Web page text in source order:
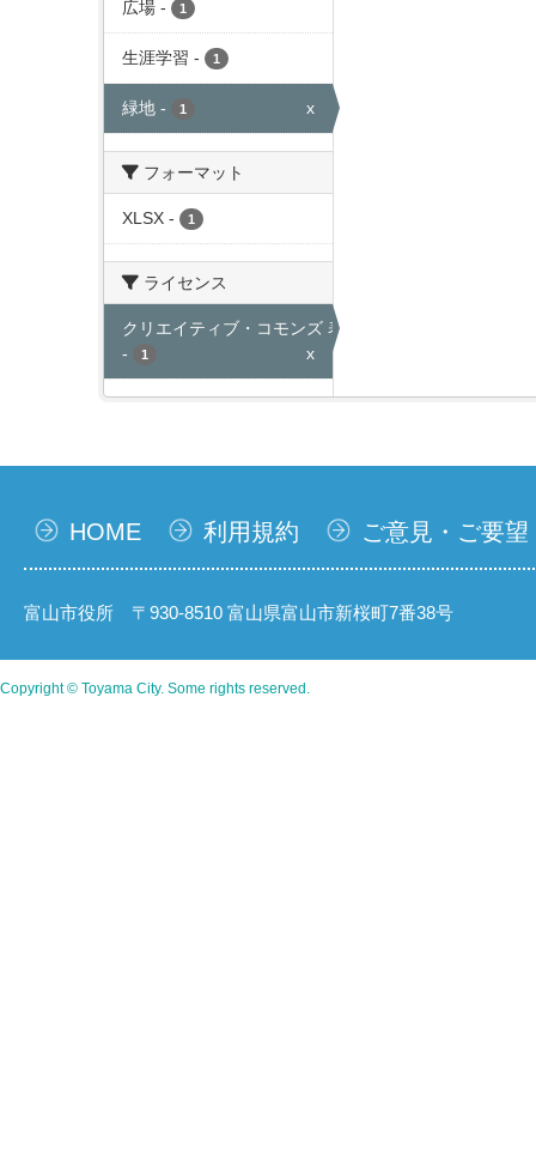
広場 - 1
生涯学習 - 1
緑地 - 1 x
フォーマット
XLSX - 1
ライセンス
クリエイティブ・コモンズ 表示
-
1 x
HOME 利用規約 ご意見・ご要望
富山市役所 〒930-8510 富山県富山市新桜町7番38号
Copyright © Toyama City. Some rights reserved.